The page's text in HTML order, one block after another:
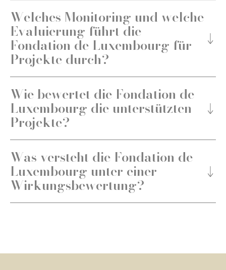
Die Organisation / Die Effizienz
Die Auswirkung / Der Effekt
Welches Monitoring und welche
Evaluierung führt die
Fondation de Luxembourg für
Projekte durch?
Wie bewertet die Fondation de
Luxembourg die unterstützten
Projekte?
Was versteht die Fondation de
Luxembourg unter einer
Wirkungsbewertung?